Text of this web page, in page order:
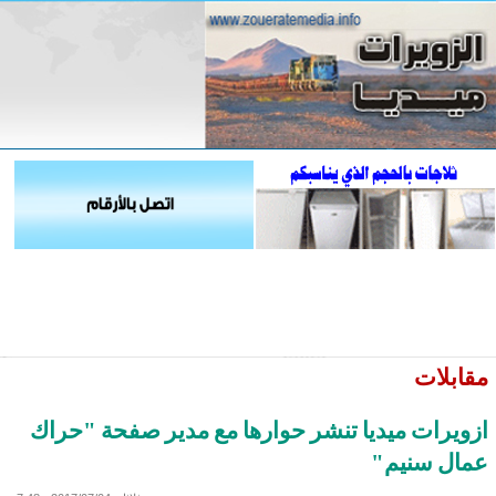
مقابلات
ازويرات ميديا تنشر حوارها مع مدير صفحة "حراك
عمال سنيم"